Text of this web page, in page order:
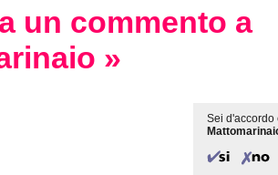
un commento a
»
Sei d'accordo